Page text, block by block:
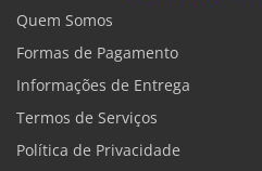
Quem Somos
Formas de Pagamento
Informações de Entrega
Termos de Serviços
Política de Privacidade